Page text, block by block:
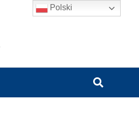
Polski